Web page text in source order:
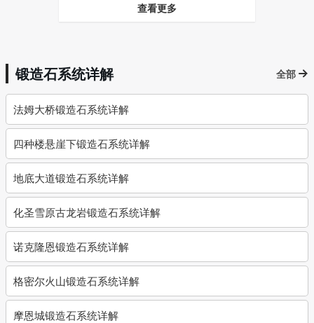
查看更多
锻造石系统详解 全部
法姆大桥锻造石系统详解
四种楼悬崖下锻造石系统详解
地底大道锻造石系统详解
化圣雪原古龙岩锻造石系统详解
诺克隆恩锻造石系统详解
格密尔火山锻造石系统详解
摩恩城锻造石系统详解